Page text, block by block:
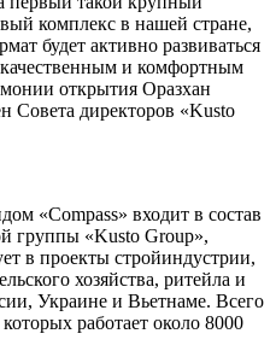
комплекс в нашей стране,
будет активно развиваться
качественным и комфортным
открытия Оразхан
Совета директоров «Kusto
«Compass» входит в состав
группы «Kusto Group»,
в проекты стройиндустрии,
хозяйства, ритейла и
Украине и Вьетнаме. Всего
работает около 8000